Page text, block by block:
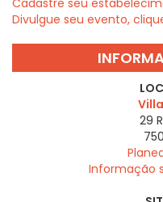
Cadastre seu
Divulgue seu evento,
29
Informação